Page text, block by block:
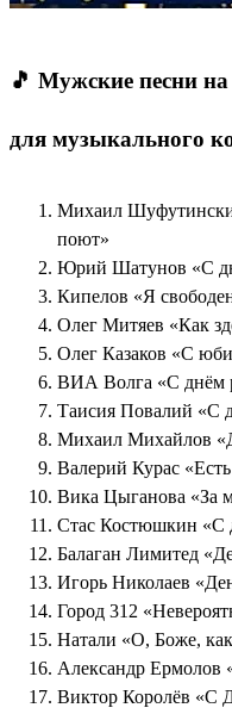
🎵 Мужские песни
для музыкального
Михаил
поют»
Юрий Шатунов «С
Кипелов «Я
Олег Митяев «Как
Олег Казаков «С
ВИА Волга «С днём
Таисия Повалий «С
Михаил Михайлов
Валерий Курас
Вика Цыганова «За
Стас Костюшкин «С
Балаган Лимитед
Игорь Николаев
Город 312
Натали «О, Боже,
Александр Ермолов
Виктор Королёв «С